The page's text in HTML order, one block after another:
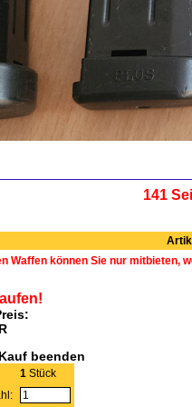
141
Waffen können Sie nur
beenden
1Stück